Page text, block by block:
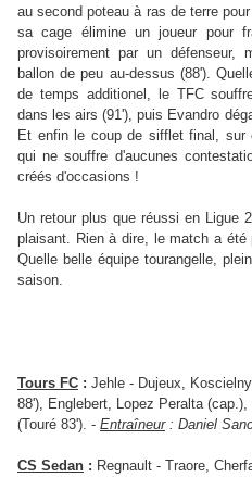
au second poteau à ras de terre
sa cage élimine un joueur pour
provisoirement par un défenseur,
ballon de peu au-dessus (88').
de temps additionel, le TFC
dans les airs (91'), puis Evandro
Et enfin le coup de sifflet final, sur
qui ne souffre d'aucunes
créés d'occasions !
Un retour plus que réussi en Ligue
plaisant. Rien à dire, le match a
Quelle belle équipe tourangelle,
saison.
Tours FC : Jehle - Dujeux,
88'), Englebert, Lopez Peralta
(Touré 83'). - Entraîneur: Daniel
CS Sedan : Regnault - Traore,